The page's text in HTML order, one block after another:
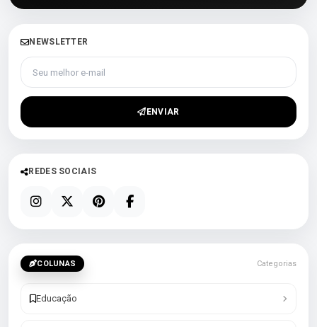
NEWSLETTER
Seu melhor e-mail
ENVIAR
REDES SOCIAIS
COLUNAS Categorias
Educação